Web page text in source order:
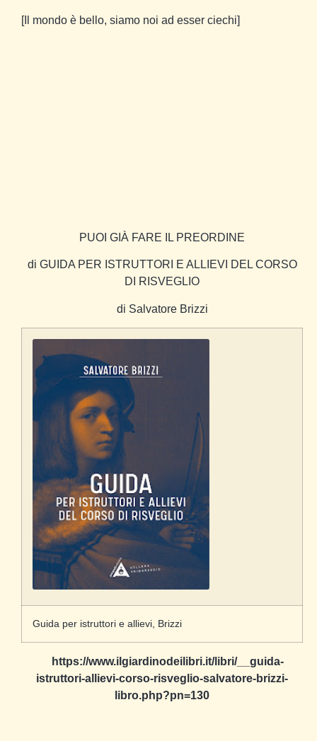
[Il mondo è bello, siamo noi ad esser ciechi]
PUOI GIÀ FARE IL PREORDINE
di GUIDA PER ISTRUTTORI E ALLIEVI DEL CORSO
DI RISVEGLIO
di Salvatore Brizzi
Guida per istruttori e allievi, Brizzi
https://www.ilgiardinodeilibri.it/libri/__guida-
istruttori-allievi-corso-risveglio-salvatore-brizzi-
libro.php?pn=130